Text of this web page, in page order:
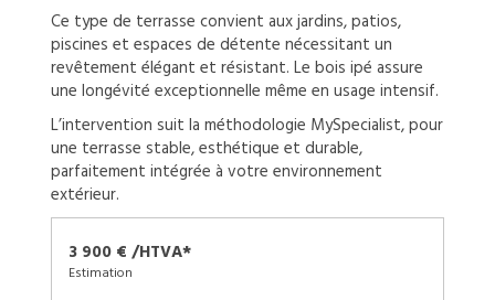
Ce type de terrasse convient aux jardins, patios,
piscines et espaces de détente nécessitant un
revêtement élégant et résistant. Le bois ipé assure
une longévité exceptionnelle même en usage intensif.
L’intervention suit la méthodologie MySpecialist, pour
une terrasse stable, esthétique et durable,
parfaitement intégrée à votre environnement
extérieur.
3 900 € /HTVA*
Estimation